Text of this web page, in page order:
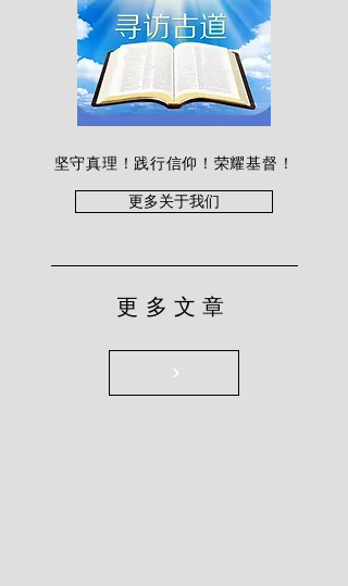
坚守真理！践行信仰！荣耀基督！
更多关于我们
更多文章